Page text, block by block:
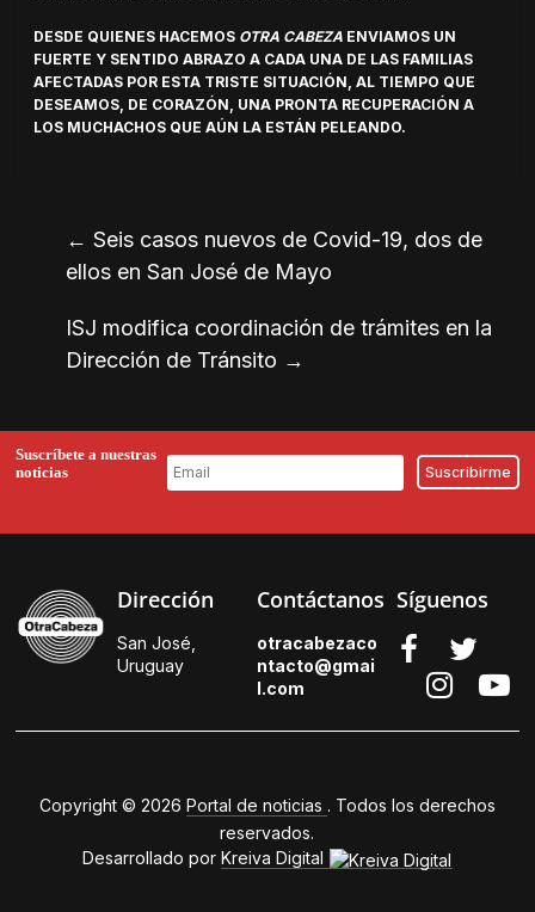
DESDE QUIENES HACEMOS OTRA CABEZA ENVIAMOS UN
FUERTE Y SENTIDO ABRAZO A CADA UNA DE LAS FAMILIAS
AFECTADAS POR ESTA TRISTE SITUACIÓN, AL TIEMPO QUE
DESEAMOS, DE CORAZÓN, UNA PRONTA RECUPERACIÓN A
LOS MUCHACHOS QUE AÚN LA ESTÁN PELEANDO.
← Seis casos nuevos de Covid-19, dos de
ellos en San José de Mayo
ISJ modifica coordinación de trámites en la
Dirección de Tránsito →
Suscríbete a nuestras
noticias
Dirección
San José,
Uruguay
Contáctanos
otracabezaco
ntacto@gmai
l.com
Síguenos
Copyright © 2026 Portal de noticias . Todos los derechos
reservados.
Desarrollado porKreiva Digital